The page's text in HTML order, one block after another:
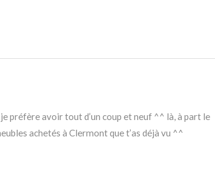
préfère avoir tout d’un coup et neuf ^^ là, à part le
achetés à Clermont que t’as déjà vu ^^